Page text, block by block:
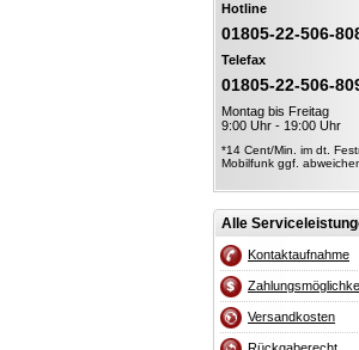
Hotline
01805-22-506-
Telefax
01805-22-506-
Montag bis Freitag
9:00 Uhr - 19:00 Uhr
*14 Cent/Min. im dt.
Mobilfunk ggf.
Alle
Kontaktaufnahme
Versandkosten